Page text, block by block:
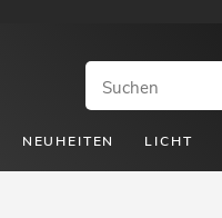
NEUHEITEN LICHT